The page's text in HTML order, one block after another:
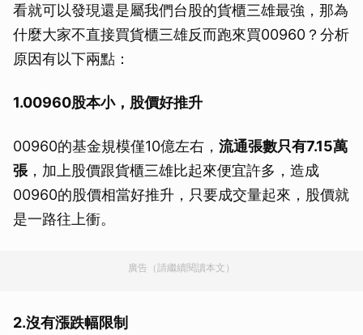
看就可以發現還是屬我們台股的貨櫃三雄最強，那為
什麼大家不直接買貨櫃三雄反而跑來買00960？分析
原因有以下兩點：
1.00960股本小，股價好推升
00960的基金規模僅10億左右， 流通張數只有7.15萬
張 ，加上股價跟貨櫃三雄比起來便宜許多，造成
00960的股價相當好推升，只要成交量起來，股價就
是一路往上衝。
廣告（請繼續閱讀本文）
2.沒有漲跌幅限制